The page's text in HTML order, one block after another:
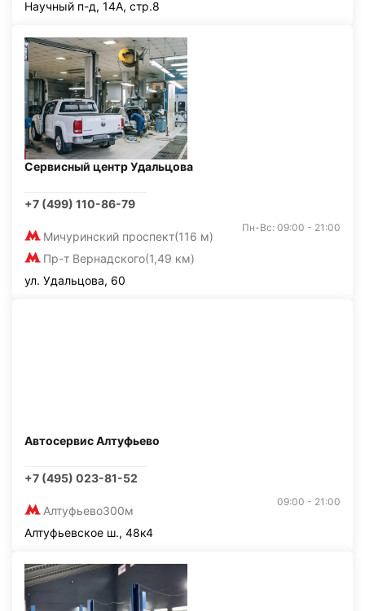
Научный п-д, 14А, стр.8
Сервисный центр Удальцова
+7 (499) 110-86-79
Мичуринский проспект(116 м)
Пр-т Вернадского(1,49 км)
Пн-Вс: 09:00 - 21:00
ул. Удальцова, 60
Автосервис Алтуфьево
+7 (495) 023-81-52
Алтуфьево300м
09:00 - 21:00
Алтуфьевское ш., 48к4